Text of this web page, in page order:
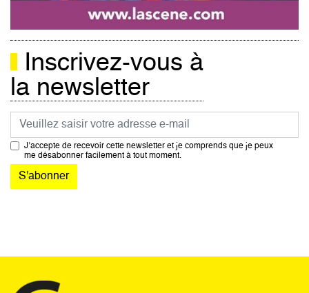
Inscrivez-vous à
la newsletter
Courriel
J’accepte de recevoir cette newsletter et je comprends que je peux
me désabonner facilement à tout moment.